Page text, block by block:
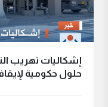
إشكاليات تهريب
حلول حكومية